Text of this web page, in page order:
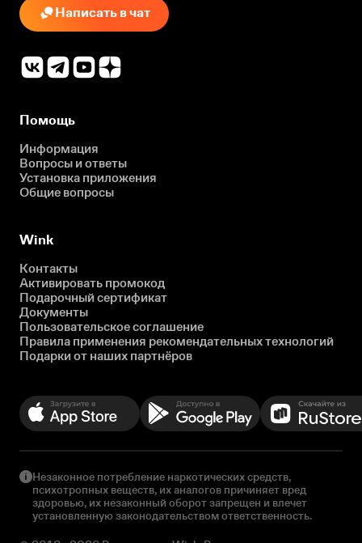
Написать в чат
Помощь
Информация
Вопросы и ответы
Установка приложения
Общие вопросы
Wink
Контакты
Активировать промокод
Подарочный сертификат
Документы
Пользовательское соглашение
Правила применения рекомендательных технологий
Подарки от наших партнёров
Незаконное потребление наркотических средств,
психотропных веществ, их аналогов причиняет вред
здоровью, их незаконный оборот запрещен и влечет
установленную законодательством ответственность.